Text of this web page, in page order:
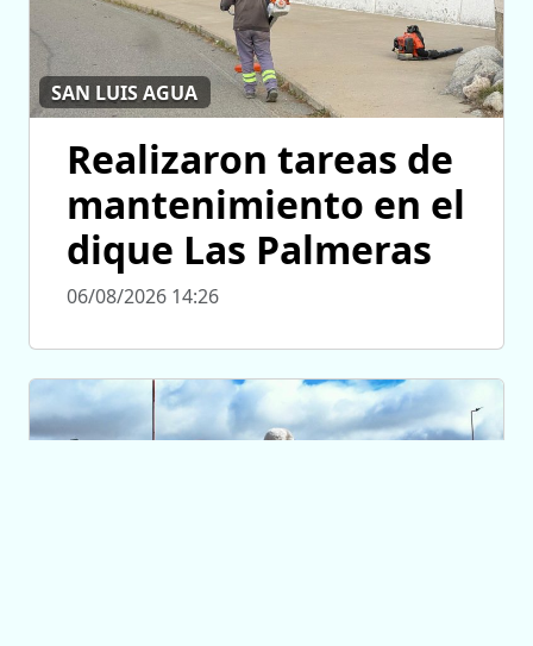
SAN LUIS AGUA
Realizaron tareas de
mantenimiento en el
dique Las Palmeras
06/08/2026 14:26